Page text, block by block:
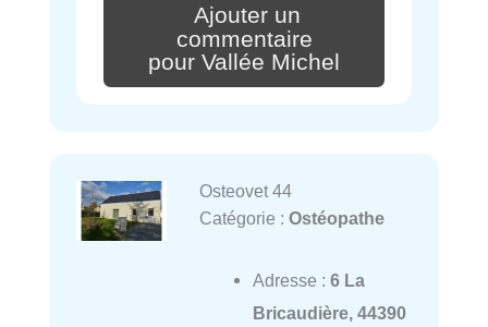
Ajouter un
commentaire
pour Vallée Michel
Osteovet 44
Catégorie : Ostéopathe
Adresse : 6 La
Bricaudière, 44390